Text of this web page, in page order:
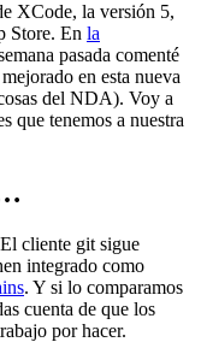
XCode, la versión 5,
Store. En la
pasada comenté
en esta nueva
del NDA). Voy a
que tenemos a nuestra
cliente git sigue
integrado como
. Y si lo comparamos
cuenta de que los
por hacer.